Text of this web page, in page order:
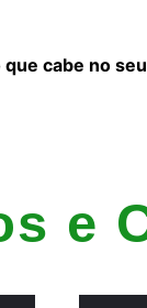
cabe no
e